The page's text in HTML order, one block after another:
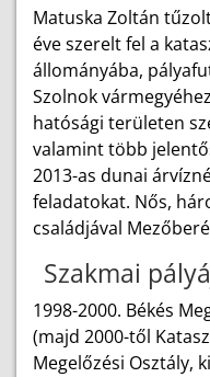
Matuska Zoltán
éve szerelt fel a
állományába,
Szolnok
hatósági területen
valamint több
2013-as dunai
feladatokat. Nős,
családjával
Szakmai
1998-2000. Békés
(majd 2000-től
Megelőzési Osztály,